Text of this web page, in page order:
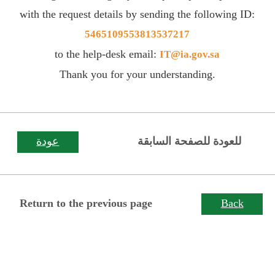
with the request details by sending the following ID:
5465109553813537217
to the help-desk email:IT@ia.gov.sa
Thank you for your understanding.
Return to the previous page Back
للعودة للصفحة السابقة عودة